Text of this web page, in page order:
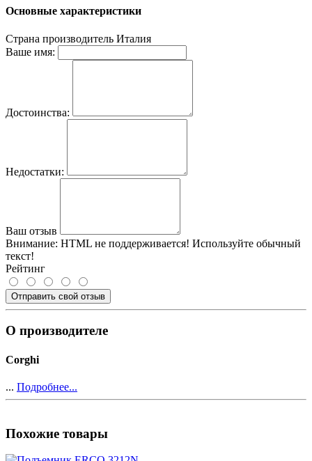
Основные характеристики
Страна производитель Италия
Ваше имя:
Достоинства:
Недостатки:
Ваш отзыв
Внимание: HTML не поддерживается! Используйте обычный
текст!
Рейтинг
Отправить свой отзыв
О производителе
Corghi
... Подробнее...
Похожие товары